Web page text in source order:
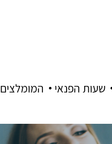
המומלצים שעות הפנאי